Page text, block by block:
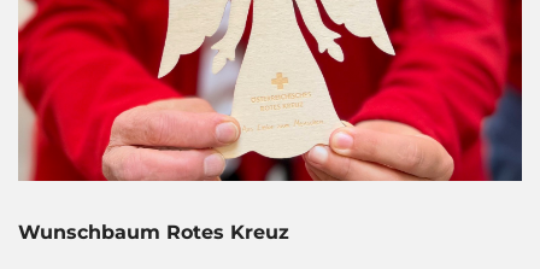
Wunschbaum Rotes Kreuz